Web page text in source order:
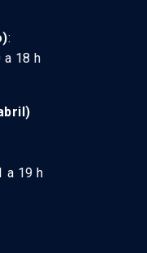
:
18 h
a 19 h